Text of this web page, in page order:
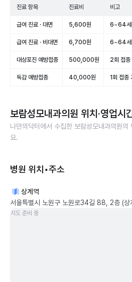
진료 항목 진료비 비고
급여 진료 · 대면 5,600원 6~64세
급여 진료 · 비대면 6,700원 6~64세
대상포진 예방접종 500,000원 2회 접종
독감 예방접종 40,000원 1회 접종
보람성모내과의원 위치·영업시
나만의닥터에서 수집한 보람성모내과의원의
요.
병원 위치•주소
상계역
서울특별시 노원구 노원로34길 88, 2층 (상
지도 준비 중